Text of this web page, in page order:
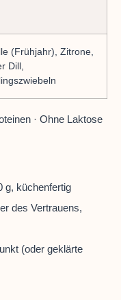
(Frühjahr), Zitrone,
Dill,
· Ohne Laktose
g, küchenfertig
des Vertrauens,
(oder geklärte